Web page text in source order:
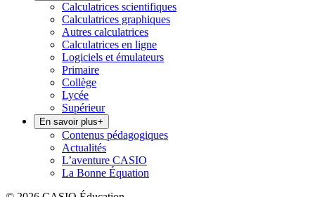
Calculatrices scientifiques
Calculatrices graphiques
Autres calculatrices
Calculatrices en ligne
Logiciels et émulateurs
Primaire
Collège
Lycée
Supérieur
En savoir plus+
Contenus pédagogiques
Actualités
L’aventure CASIO
La Bonne Équation